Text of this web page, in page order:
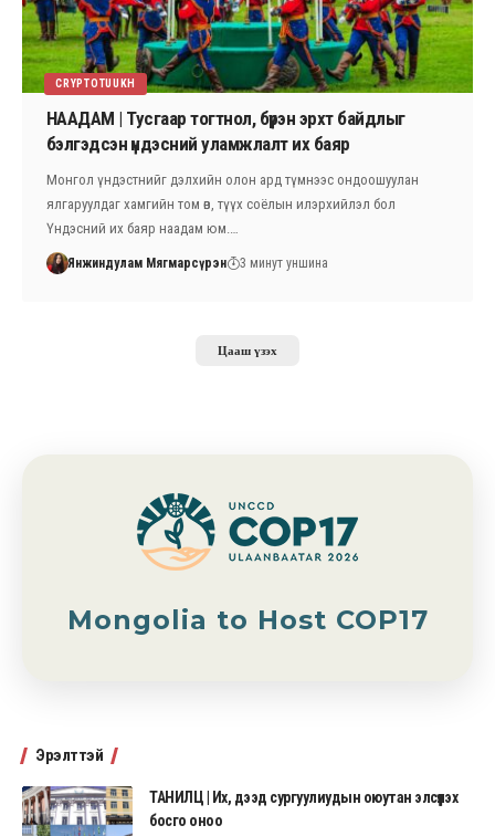
CRYPTOTUUKH
НААДАМ | Тусгаар тогтнол, бүрэн эрхт байдлыг
бэлгэдсэн үндэсний уламжлалт их баяр
Монгол үндэстнийг дэлхийн олон ард түмнээс ондоошуулан
ялгаруулдаг хамгийн том өв, түүх соёлын илэрхийлэл бол
Үндэсний их баяр наадам юм.…
Янжиндулам Мягмарсүрэн 3 минут уншина
Цааш үзэх
Mongolia to Host COP17
Эрэлттэй
ТАНИЛЦ | Их, дээд сургуулиудын оюутан элсүүлэх
босго оноо